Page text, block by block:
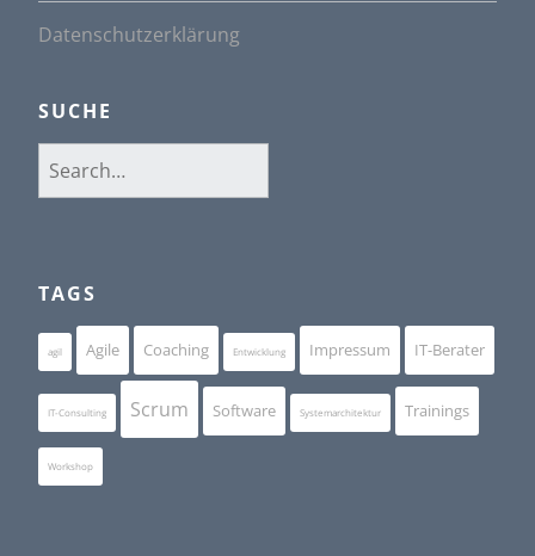
Datenschutzerklärung
SUCHE
Search
for:
TAGS
agil Agile Coaching Entwicklung Impressum IT-Berater
IT-Consulting Scrum Software Systemarchitektur Trainings
Workshop